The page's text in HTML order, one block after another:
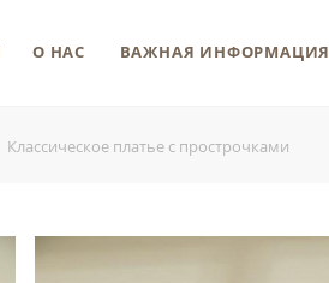
О НАС ВАЖНАЯ ИНФОРМАЦИЯ
Классическое платье с прострочками